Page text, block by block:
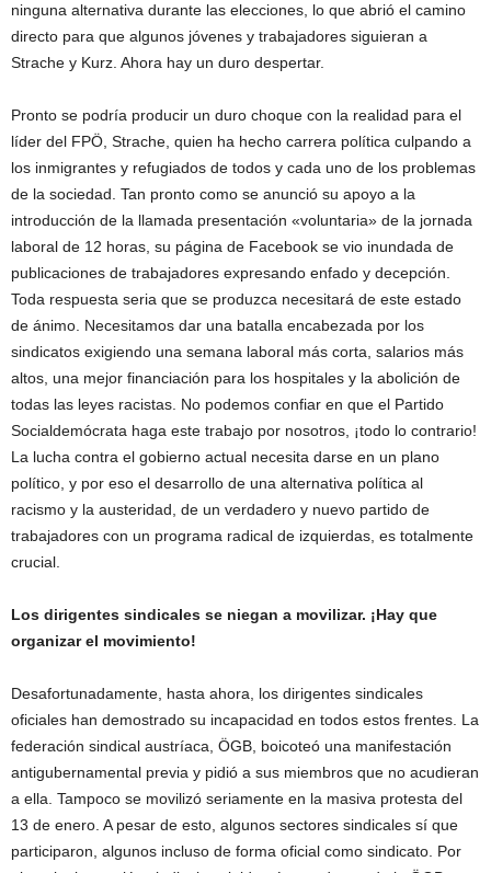
ninguna alternativa durante las elecciones, lo que abrió el camino
directo para que algunos jóvenes y trabajadores siguieran a
Strache y Kurz. Ahora hay un duro despertar.
Pronto se podría producir un duro choque con la realidad para el
líder del FPÖ, Strache, quien ha hecho carrera política culpando a
los inmigrantes y refugiados de todos y cada uno de los problemas
de la sociedad. Tan pronto como se anunció su apoyo a la
introducción de la llamada presentación «voluntaria» de la jornada
laboral de 12 horas, su página de Facebook se vio inundada de
publicaciones de trabajadores expresando enfado y decepción.
Toda respuesta seria que se produzca necesitará de este estado
de ánimo. Necesitamos dar una batalla encabezada por los
sindicatos exigiendo una semana laboral más corta, salarios más
altos, una mejor financiación para los hospitales y la abolición de
todas las leyes racistas. No podemos confiar en que el Partido
Socialdemócrata haga este trabajo por nosotros, ¡todo lo contrario!
La lucha contra el gobierno actual necesita darse en un plano
político, y por eso el desarrollo de una alternativa política al
racismo y la austeridad, de un verdadero y nuevo partido de
trabajadores con un programa radical de izquierdas, es totalmente
crucial.
Los dirigentes sindicales se niegan a movilizar. ¡Hay que
organizar el movimiento!
Desafortunadamente, hasta ahora, los dirigentes sindicales
oficiales han demostrado su incapacidad en todos estos frentes. La
federación sindical austríaca, ÖGB, boicoteó una manifestación
antigubernamental previa y pidió a sus miembros que no acudieran
a ella. Tampoco se movilizó seriamente en la masiva protesta del
13 de enero. A pesar de esto, algunos sectores sindicales sí que
participaron, algunos incluso de forma oficial como sindicato. Por